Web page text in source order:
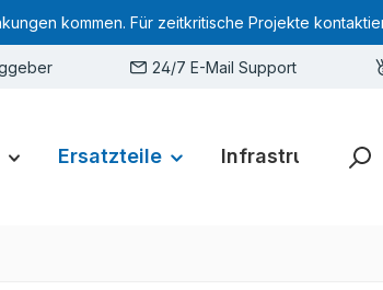
kommen. Für zeitkritische Projekte
24/7 E-Mail Support
Ersatzteile Infrastruktur